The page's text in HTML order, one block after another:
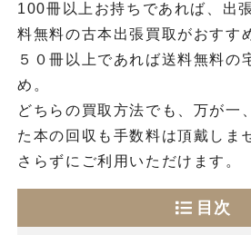
100冊以上お持ちであれば、出
料無料の古本出張買取がおすす
５０冊以上であれば送料無料の
め。
どちらの買取方法でも、万が一
た本の回収も手数料は頂戴しま
さらずにご利用いただけます。
目次